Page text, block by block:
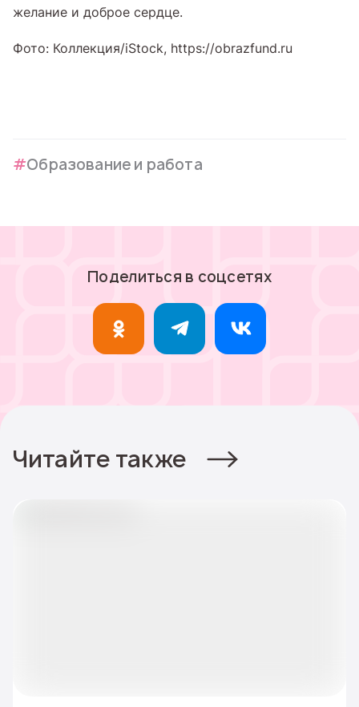
желание и доброе сердце.
Фото: Коллекция/iStock, https://obrazfund.ru
Образование и работа
Поделиться в соцсетях
Читайте также